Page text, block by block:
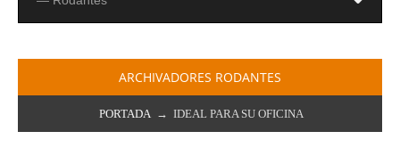
ARCHIVADORES RODANTES
PORTADA → IDEAL PARA SU OFICINA